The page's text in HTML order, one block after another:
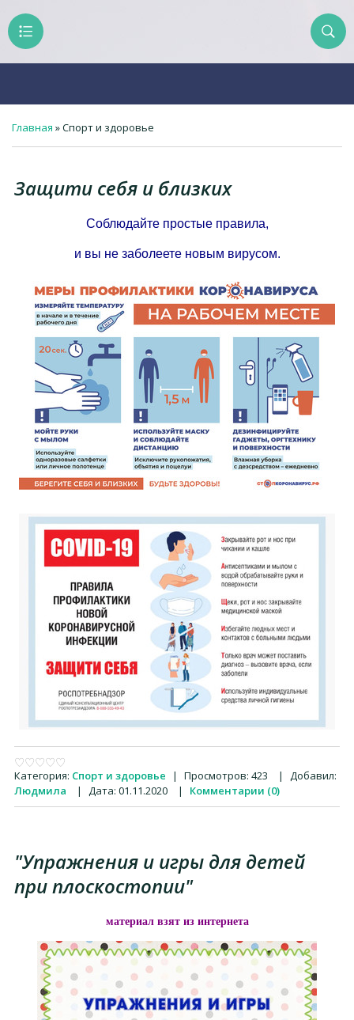
Главная »Спорт и здоровье
Защити себя и близких
Соблюдайте простые правила,
и вы не заболеете новым вирусом.
Категория: Спорт и здоровье | Просмотров: 423 |
Добавил:
Людмила
| Дата: 01.11.2020 | Комментарии (0)
"Упражнения и игры для детей
при плоскостопии"
материал взят из интернета